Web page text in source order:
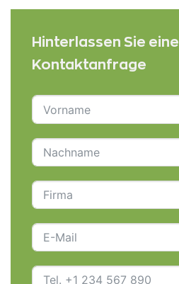
Hinterlassen Sie eine
Kontaktanfrage